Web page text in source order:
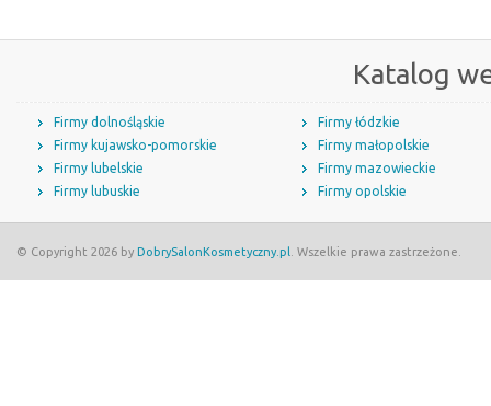
Katalog
Firmy dolnośląskie
Firmy kujawsko-pomorskie
Firmy lubelskie
Firmy lubuskie
Firmy łódzkie
Firmy małopolskie
Firmy mazowieckie
Firmy opolskie
© Copyright 2026 by DobrySalonKosmetyczny.pl . Wszelkie prawa zastrzeżone.